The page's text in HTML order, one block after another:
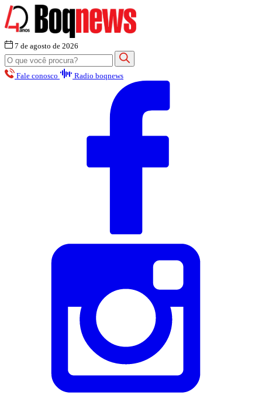
7 de agosto de 2026
Fale conosco Radio boqnews